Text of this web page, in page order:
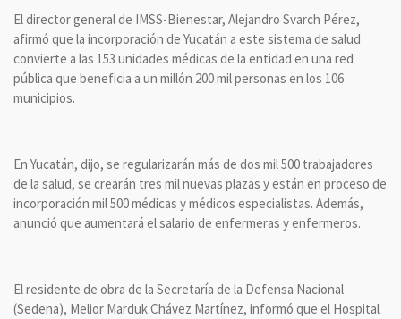
El director general de IMSS-Bienestar, Alejandro Svarch Pérez,
afirmó que la incorporación de Yucatán a este sistema de salud
convierte a las 153 unidades médicas de la entidad en una red
pública que beneficia a un millón 200 mil personas en los 106
municipios.
En Yucatán, dijo, se regularizarán más de dos mil 500 trabajadores
de la salud, se crearán tres mil nuevas plazas y están en proceso de
incorporación mil 500 médicas y médicos especialistas. Además,
anunció que aumentará el salario de enfermeras y enfermeros.
El residente de obra de la Secretaría de la Defensa Nacional
(Sedena), Melior Marduk Chávez Martínez, informó que el Hospital